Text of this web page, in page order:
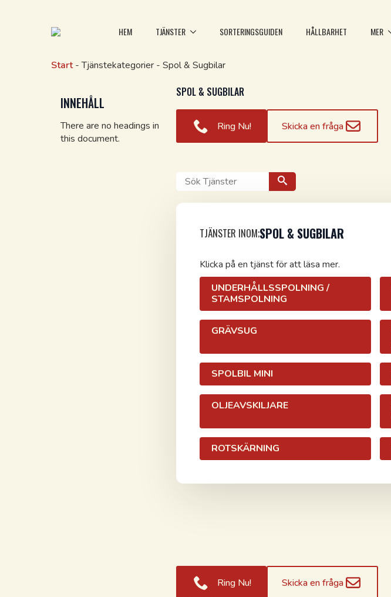
HEM TJÄNSTER SORTERINGSGUIDEN HÅLLBARHET MER
Start-Tjänstekategorier -Spol & Sugbilar
INNEHÅLL
There are no headings in
this document.
SPOL & SUGBILAR
Ring Nu! Skicka en fråga
Sök
TJÄNSTER INOM;SPOL & SUGBILAR
Klicka på en tjänst för att läsa mer.
UNDERHÅLLSSPOLNING /
STAMSPOLNING
GRÄVSUG
SPOLBIL MINI
OLJEAVSKILJARE
ROTSKÄRNING
Ring Nu! Skicka en fråga